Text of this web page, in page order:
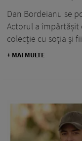
Dan Bordeianu se
Actorul a
colecție cu soția și
+ MAI MULTE